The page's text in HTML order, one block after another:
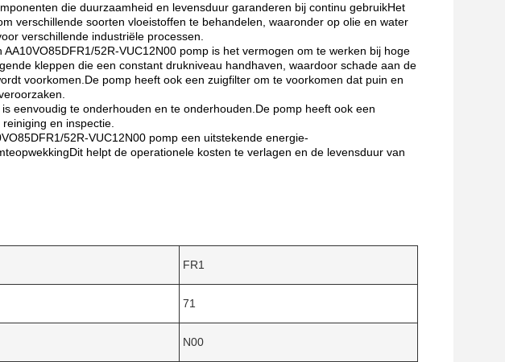
die duurzaamheid en levensduur garanderen bij continu gebruikHet
verschillende soorten vloeistoffen te behandelen, waaronder op olie en water
verschillende industriële processen.
52R-VUC12N00 pomp is het vermogen om te werken bij hoge
kleppen die een constant drukniveau handhaven, waardoor schade aan de
voorkomen.De pomp heeft ook een zuigfilter om te voorkomen dat puin en
eenvoudig te onderhouden en te onderhouden.De pomp heeft ook een
en inspectie.
52R-VUC12N00 pomp een uitstekende energie-
helpt de operationele kosten te verlagen en de levensduur van
FR1
71
N00